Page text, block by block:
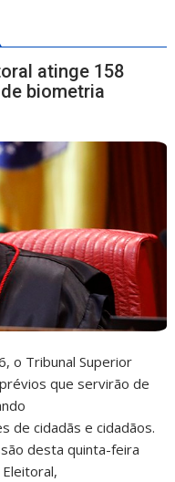
atinge 158
biometria
o Tribunal Superior
que servirão de
de cidadãs e cidadãos.
desta quinta-feira